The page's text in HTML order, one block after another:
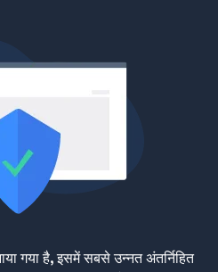
गया है, इसमें सबसे उन्नत अंतर्निहित